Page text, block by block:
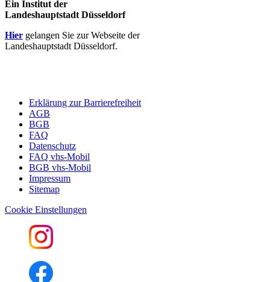
Ein Institut der
Landeshauptstadt Düsseldorf
Hier gelangen Sie zur Webseite der
Landeshauptstadt Düsseldorf.
Erklärung zur Barrierefreiheit
AGB
BGB
FAQ
Datenschutz
FAQ vhs-Mobil
BGB vhs-Mobil
Impressum
Sitemap
Cookie Einstellungen